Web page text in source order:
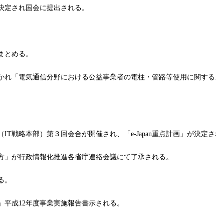
され国会に提出される。
める。
「電気通信分野における公益事業者の電柱・管路等使用に関す
戦略本部）第３回会合が開催され、「e-Japan重点計画」が決定さ
が行政情報化推進各省庁連絡会議にて了承される。
成12年度事業実施報告書示される。